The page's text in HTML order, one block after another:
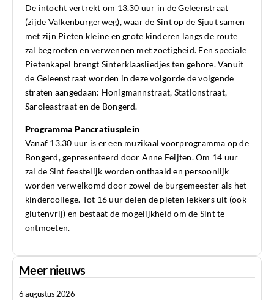
De intocht vertrekt om 13.30 uur in de Geleenstraat
(zijde Valkenburgerweg), waar de Sint op de Sjuut samen
met zijn Pieten kleine en grote kinderen langs de route
zal begroeten en verwennen met zoetigheid. Een speciale
Pietenkapel brengt Sinterklaasliedjes ten gehore. Vanuit
de Geleenstraat worden in deze volgorde de volgende
straten aangedaan: Honigmannstraat, Stationstraat,
Saroleastraat en de Bongerd.
Programma Pancratiusplein
Vanaf 13.30 uur is er een muzikaal voorprogramma op de
Bongerd, gepresenteerd door Anne Feijten. Om 14 uur
zal de Sint feestelijk worden onthaald en persoonlijk
worden verwelkomd door zowel de burgemeester als het
kindercollege. Tot 16 uur delen de pieten lekkers uit (ook
glutenvrij) en bestaat de mogelijkheid om de Sint te
ontmoeten.
Meer nieuws
6 augustus 2026